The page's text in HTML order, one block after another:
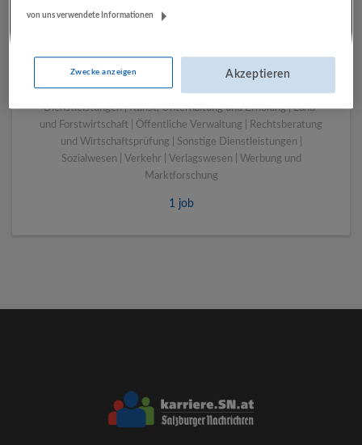
LUGSTEIN CONSULTING
Bau | Beherbergung und Gastronomie | Einzelhandel |
Energieversorgung | Finanz- und Versicherungsleistungen |
Gesundheitswesen | Herstellung von Waren | IT-
Dienstleistungen | Kunst, Unterhaltung und Erholung | Land-
und Forstwirtschaft | Öffentliche Verwaltung | Rechtsberatung
und Wirtschaftsprüfung | Sonstige Dienstleistungen |
Sozialwesen | Verkehr | Verlagswesen | Werbung und
Marktforschung
1 job
von uns verwendete Informationen
Zwecke anzeigen Akzeptieren